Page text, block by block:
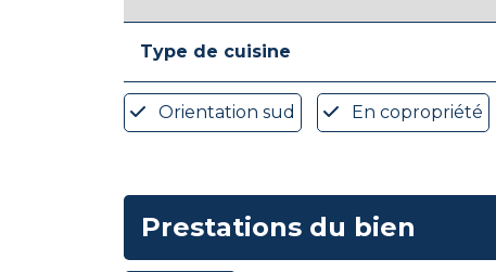
Type de cuisine
Orientation sud En copropriété
Prestations du bien